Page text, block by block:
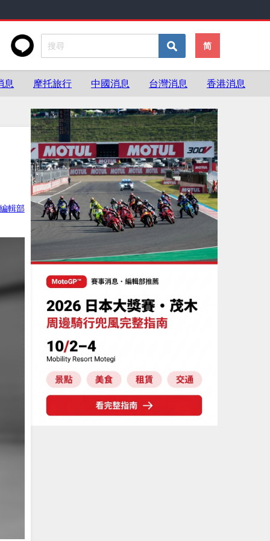
简
息 摩托旅行 中國消息 台灣消息 香港消息
輯部